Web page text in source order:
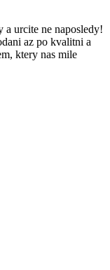
urcite ne naposledy!
az po kvalitni a
ktery nas mile